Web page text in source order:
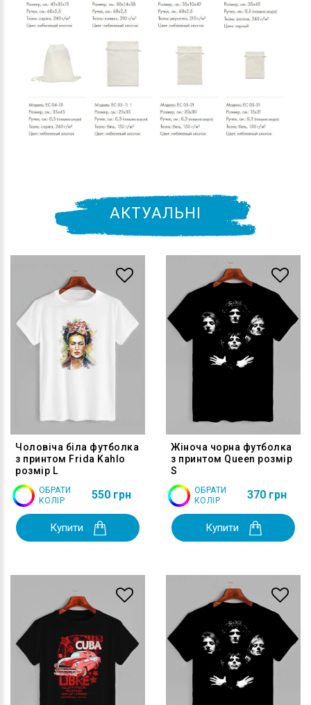
АКТУАЛЬНІ
Чоловіча біла футболка
з принтом Frida Kahlo
розмір L
ОБРАТИ
КОЛІР
550 грн
Купити
Жіноча чорна футболка
з принтом Queen розмір
S
ОБРАТИ
КОЛІР
370 грн
Купити